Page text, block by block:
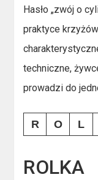
Hasło „zwój o
praktyce
techniczne,
prowadzi do
R O L
ROLKA